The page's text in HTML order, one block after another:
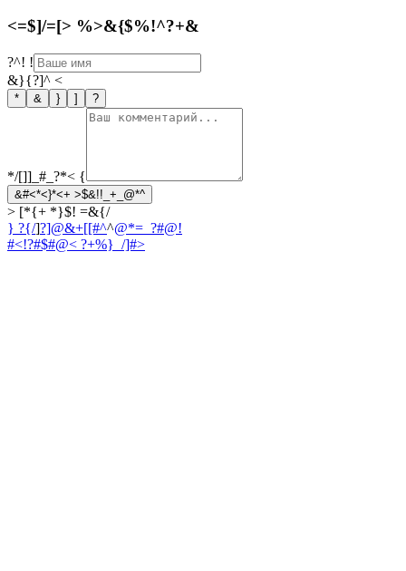
<=$]/=[> %>&{$%!^?+&
?^! !
&}{?]^ <
* & } ] ?
*/[]]_#_?*< {
&#<*<}*<+ >$&!!_+_@*^
> [*{+ *}$! =&{/
} ?{/]?]@&+[[#^^@*=_?#@!
#<!?#$#@< ?+%}_/]#>